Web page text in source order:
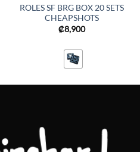
ROLES SF BRG BOX 20 SETS
CHEAPSHOTS
₡8,900